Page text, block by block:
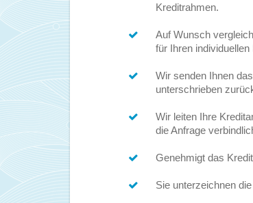
Kreditrahmen.
Auf Wunsch
für Ihren
Wir senden Ihnen
unterschrieben
Wir leiten Ihre
die Anfrage
Genehmigt das
Sie unterzeichnen